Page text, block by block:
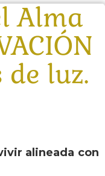
Alma
de luz.
alineada con